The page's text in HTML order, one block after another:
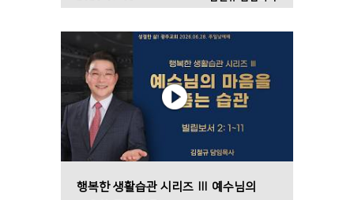
행복한 생활습관 시리즈 Ⅲ 예수님의